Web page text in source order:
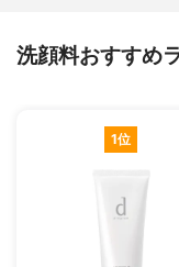
洗顔料おすすめ
1位